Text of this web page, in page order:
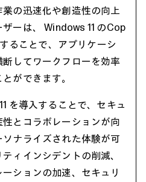
の迅速化や創造性の向上
ーは、 Windows 11 のCop
ることで、アプリケーシ
してワークフローを効率
ができます。
を導入することで、セキュ
とコラボレーションが向
ソナライズされた体験が可
ィインシデントの削減、
ションの加速、セキュリ